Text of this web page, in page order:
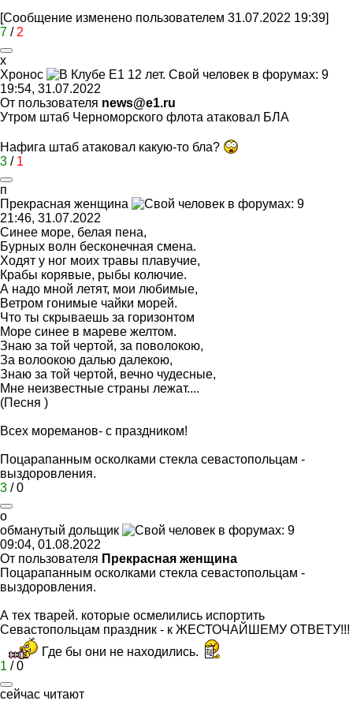
[Сообщение изменено пользователем 31.07.2022 19:39]
7 / 2
х
Хронос
19:54, 31.07.2022
От пользователя news@e1.ru
Утром штаб Черноморского флота атаковал БЛА
Нафига штаб атаковал какую-то бла?
3 / 1
п
Прекрасная женщина
21:46, 31.07.2022
Синее море, белая пена,
Бурных волн бесконечная смена.
Ходят у ног моих травы плавучие,
Крабы корявые, рыбы колючие.
А надо мной летят, мои любимые,
Ветром гонимые чайки морей.
Что ты скрываешь за горизонтом
Море синее в мареве желтом.
Знаю за той чертой, за поволокою,
За волоокою далью далекою,
Знаю за той чертой, вечно чудесные,
Мне неизвестные страны лежат....
(Песня )
Всех мореманов- с праздником!
Поцарапанным осколками стекла севастопольцам -
выздоровления.
3 /0
о
обманутый дольщик
09:04, 01.08.2022
От пользователя Прекрасная женщина
Поцарапанным осколками стекла севастопольцам -
выздоровления.
А тех тварей. которые осмелились испортить
Севастопольцам праздник - к ЖЕСТОЧАЙШЕМУ ОТВЕТУ!!!
Где бы они не находились.
1 /0
сейчас читают